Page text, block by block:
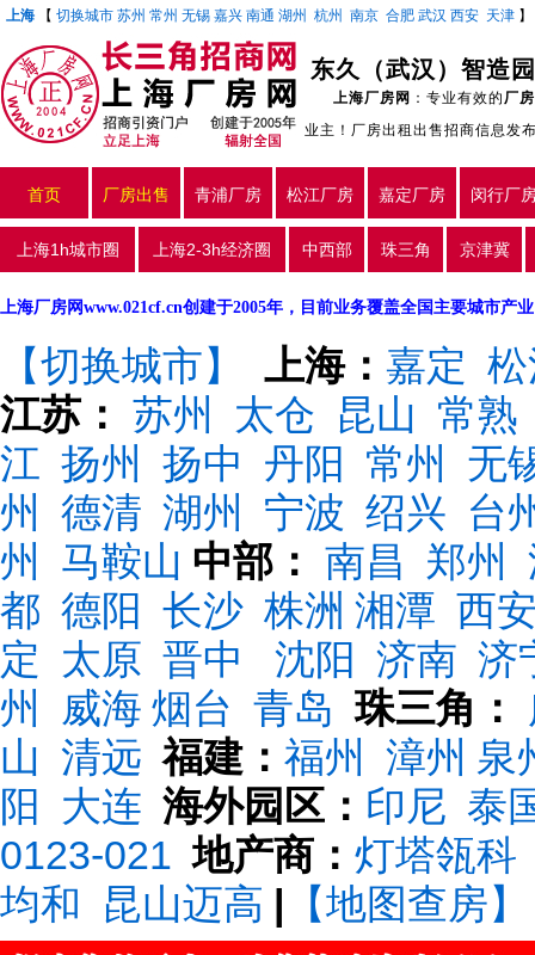
上海 【 切换城市 苏州 常州 无锡 嘉兴 南通 湖州 杭州 南京 合肥 武汉 西安 天津 】
上海厂房网 ：专业有效的厂
业主！厂房出租出售招商信息发
首页 厂房出售 青浦厂房 松江厂房 嘉定厂房 闵行厂
上海1h城市圈 上海2-3h经济圈 中西部 珠三角 京津冀
上海厂房网www.021cf.cn创建于2005年，目前业务覆盖全国主要城市产
【切换城市】 上海： 嘉定
江苏： 苏州 太仓 昆山 常熟
江 扬州 扬中 丹阳 常州
无
州
德清 湖州 宁波 绍兴 台
州
马鞍山 中部： 南昌 郑州
都 德阳 长沙 株洲 湘潭 西
定 太原 晋中 沈阳 济南 济
州
威海 烟台 青岛 珠三角：
山 清远 福建： 福州 漳州 泉
阳
大连 海外园区： 印尼 泰
0123-021 地产商： 灯塔瓴科
均和
昆山迈高 | 【地图查房】